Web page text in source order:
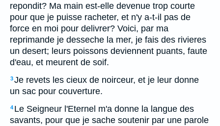
repondit? Ma main est-elle devenue trop courte
pour que je puisse racheter, et n'y a-t-il pas de
force en moi pour delivrer? Voici, par ma
reprimande je desseche la mer, je fais des rivieres
un desert; leurs poissons deviennent puants, faute
d'eau, et meurent de soif.
3Je revets les cieux de noirceur, et je leur donne
un sac pour couverture.
4 Le Seigneur l'Eternel m'a donne la langue des
savants, pour que je sache soutenir par une parole